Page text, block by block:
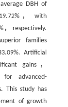
DBH of
， with
， respectively.
families
Artificial
gains，
for advanced-
This study has
of growth